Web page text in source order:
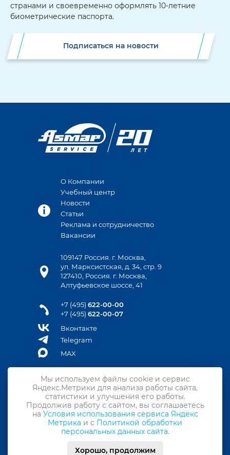
странами и своевременно оформлять 10-летние
биометрические паспорта.
Подписаться на новости
О Компании
Учебный центр
Новости
Статьи
Реклама и сотрудничество
Вакансии
109147 Россия. г. Москва,
ул. Марксистская, д. 34, стр. 9
127410, Россия. г. Москва,
Алтуфьевское шоссе, 41
+7 (495) 622-00-00
+7 (495) 622-00-07
Вконтакте
Telegram
MAX
Контакты
Подписка на новости
Политика конфиденциальности
© ООО «АСМАП-Сервис», 2026
Мы используем файлы cookie и сервис
Яндекс.Метрики для анализа работы сайта,
статистики и улучшения его работы.
Продолжив работу с сайтом, вы соглашаетесь
на Условия использования сервиса Яндекс
Метрика и с Политикой обработки
персональных данных сайта.
Хорошо, продолжим